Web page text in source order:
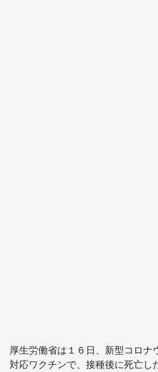
厚生労働省は１６日、新型コロナ
対応ワクチンで、接種後に死亡し